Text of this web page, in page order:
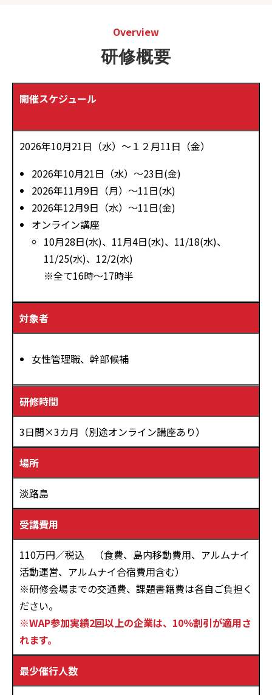
Overview
研修概要
開催スケジュール
2026年10月21日（水）～１２月11日（金）
2026年10月21日（水）～23日(金)
2026年11月9日（月）～11日(水)
2026年12月9日（水）～11日(金)
オンライン講座
10月28日(水)、11月4日(水)、11/18(水)、
11/25(水)、12/2(水)
※全て16時～17時半
対象者
女性管理職、幹部候補
研修時間
3日間×3カ月（別途オンライン講座あり）
場所
淡路島
受講費用
110万円／税込 （食費、島内移動費用、アルムナイ
活動運営、アルムナイ合宿費用含む）
※研修会場までの交通費、課題書籍費は各自ご負担く
ださい。
※WAP参加実績2回以上の企業は、10％割引が適用さ
れます。
最少催行人数